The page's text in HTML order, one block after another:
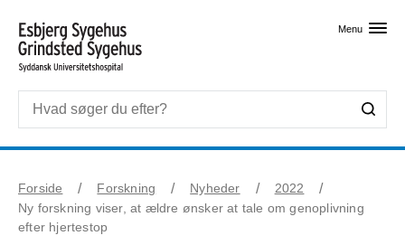
Menu
Forside Forskning Nyheder
2022
Ny forskning viser, at ældre ønsker at tale om genoplivning
efter hjertestop